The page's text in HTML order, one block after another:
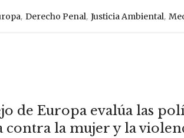
, Derecho Penal, Justicia Ambiental,
de Europa evalúa las
contra la mujer y la